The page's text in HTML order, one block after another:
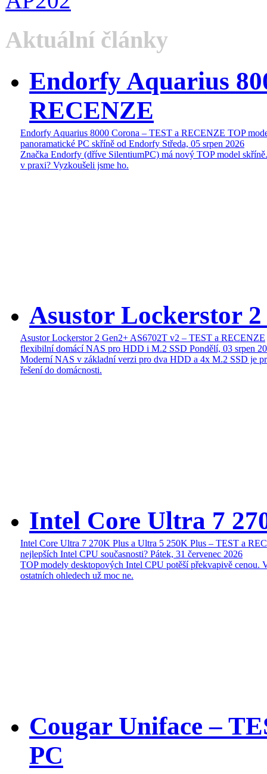
Aktuální články
Endorfy Aquarius
RECENZE
Endorfy Aquarius 8000 Corona – TEST a RECENZE TOP
panoramatické PC skříně od Endorfy Středa, 05 srpen 2026
Značka Endorfy (dříve SilentiumPC) má nový TOP model
v praxi? Vyzkoušeli jsme ho.
Asustor Lockerstor
Asustor Lockerstor 2 Gen2+ AS6702T v2 – TEST a RECENZE
flexibilní domácí NAS pro HDD i M.2 SSD Pondělí, 03 srpen
Moderní NAS v základní verzi pro dva HDD a 4x M.2 SSD je
řešení do domácnosti.
Intel Core Ultra 7
Intel Core Ultra 7 270K Plus a Ultra 5 250K Plus – TEST a
nejlepších Intel CPU současnosti? Pátek, 31 červenec 2026
TOP modely desktopových Intel CPU potěší překvapivě cenou.
ostatních ohledech už moc ne.
Cougar Uniface –
PC